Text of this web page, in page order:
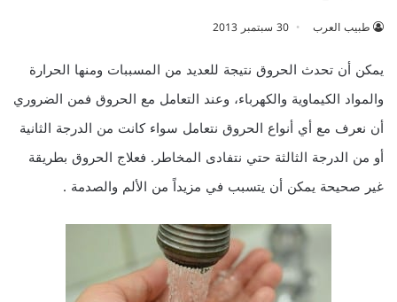
طبيب العرب 30 سبتمبر 2013
يمكن أن تحدث الحروق نتيجة للعديد من المسببات ومنها الحرارة
والمواد الكيماوية والكهرباء، وعند التعامل مع الحروق فمن الضروري
أن نعرف مع أي أنواع الحروق نتعامل سواء كانت من الدرجة الثانية
أو من الدرجة الثالثة حتي نتفادى المخاطر. فعلاج الحروق بطريقة
غير صحيحة يمكن أن يتسبب في مزيداً من الألم والصدمة .